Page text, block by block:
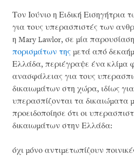
Τον Ιούνιο η Ειδική
για τους υπερασπιστές των
η Mary Lawlor, σε μία παρουσίαση
πορισμάτων της μετά από
Ελλάδα, περιέγραψε ένα κλίμα
ανασφάλειας για τους
δικαιωμάτων στη χώρα, ιδίως
υπερασπίζονται τα
προειδοποίησε ότι οι
δικαιωμάτων στην Ελλάδα:
όχι μόνο αντιμετωπίζουν